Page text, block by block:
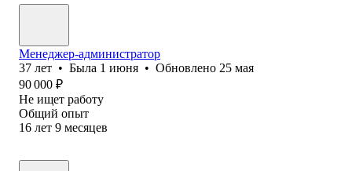
Менеджер-администратор
37 лет • Была 1 июня • Обновлено 25 мая
90 000 ₽
Не ищет работу
Общий опыт
16 лет 9 месяцев